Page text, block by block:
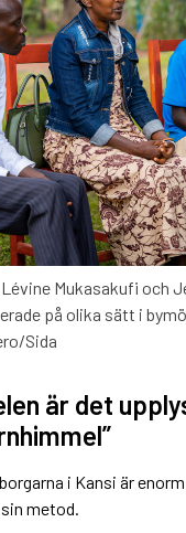
Mukasakufi och
på olika sätt i
Sida
är det
i Kansi är
metod.